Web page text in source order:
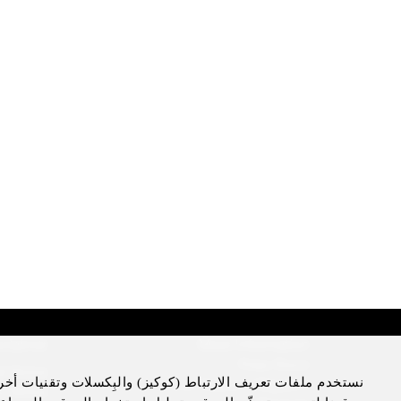
Four Seasons Magazine
Notice
Notice
نستخدم ملفات تعريف الارتباط (كوكيز) والبِكسلات وتقنيات